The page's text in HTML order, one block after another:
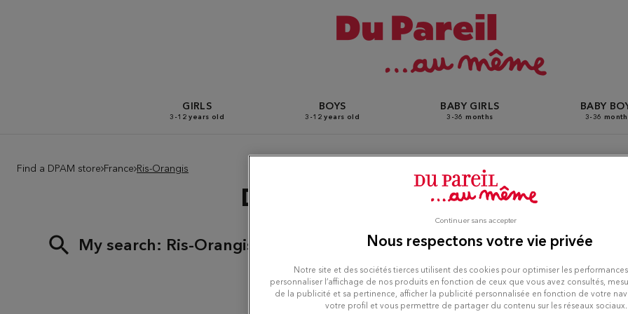
GIRLS
3-12 years old
BOYS
3-12 years old
BABY GIRLS
3-36 months
BABY
3-36
Find a DPAM store France Ris-Orangis
Du Pareil Au Même stores in Ris-
My search: Ris-Orangis Nous respectons votre vie privée
Notre site et des sociétés tierces utilisent des cookies pour optimiser les
personnaliser l’affichage de nos produits en fonction de ceux que vous avez consultés,
de la publicité et sa pertinence, afficher la publicité personnalisée en fonction de votre
votre profil et vous permettre de partager du contenu sur les réseaux sociaux.
Continuer sans accepter